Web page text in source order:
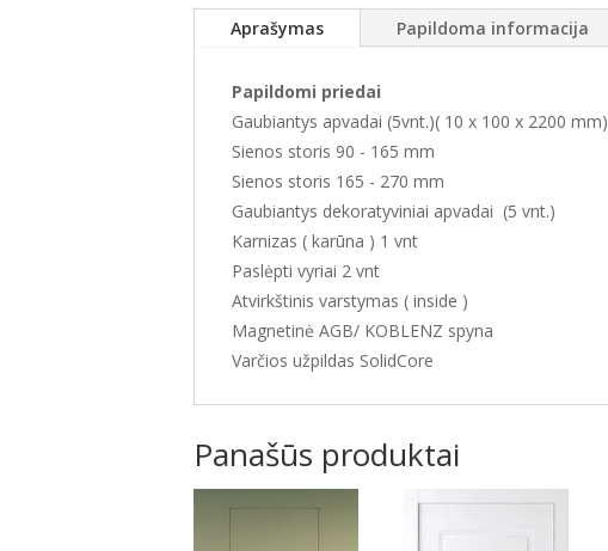
Aprašymas Papildoma informacija
Papildomi priedai
Gaubiantys apvadai (5vnt.)( 10 x 100 x 2200 mm)
Sienos storis 90 - 165 mm
Sienos storis 165 - 270 mm
Gaubiantys dekoratyviniai apvadai (5 vnt.)
Karnizas ( karūna ) 1 vnt
Paslėpti vyriai 2 vnt
Atvirkštinis varstymas ( inside )
Magnetinė AGB/ KOBLENZ spyna
Varčios užpildas SolidCore
Panašūs produktai